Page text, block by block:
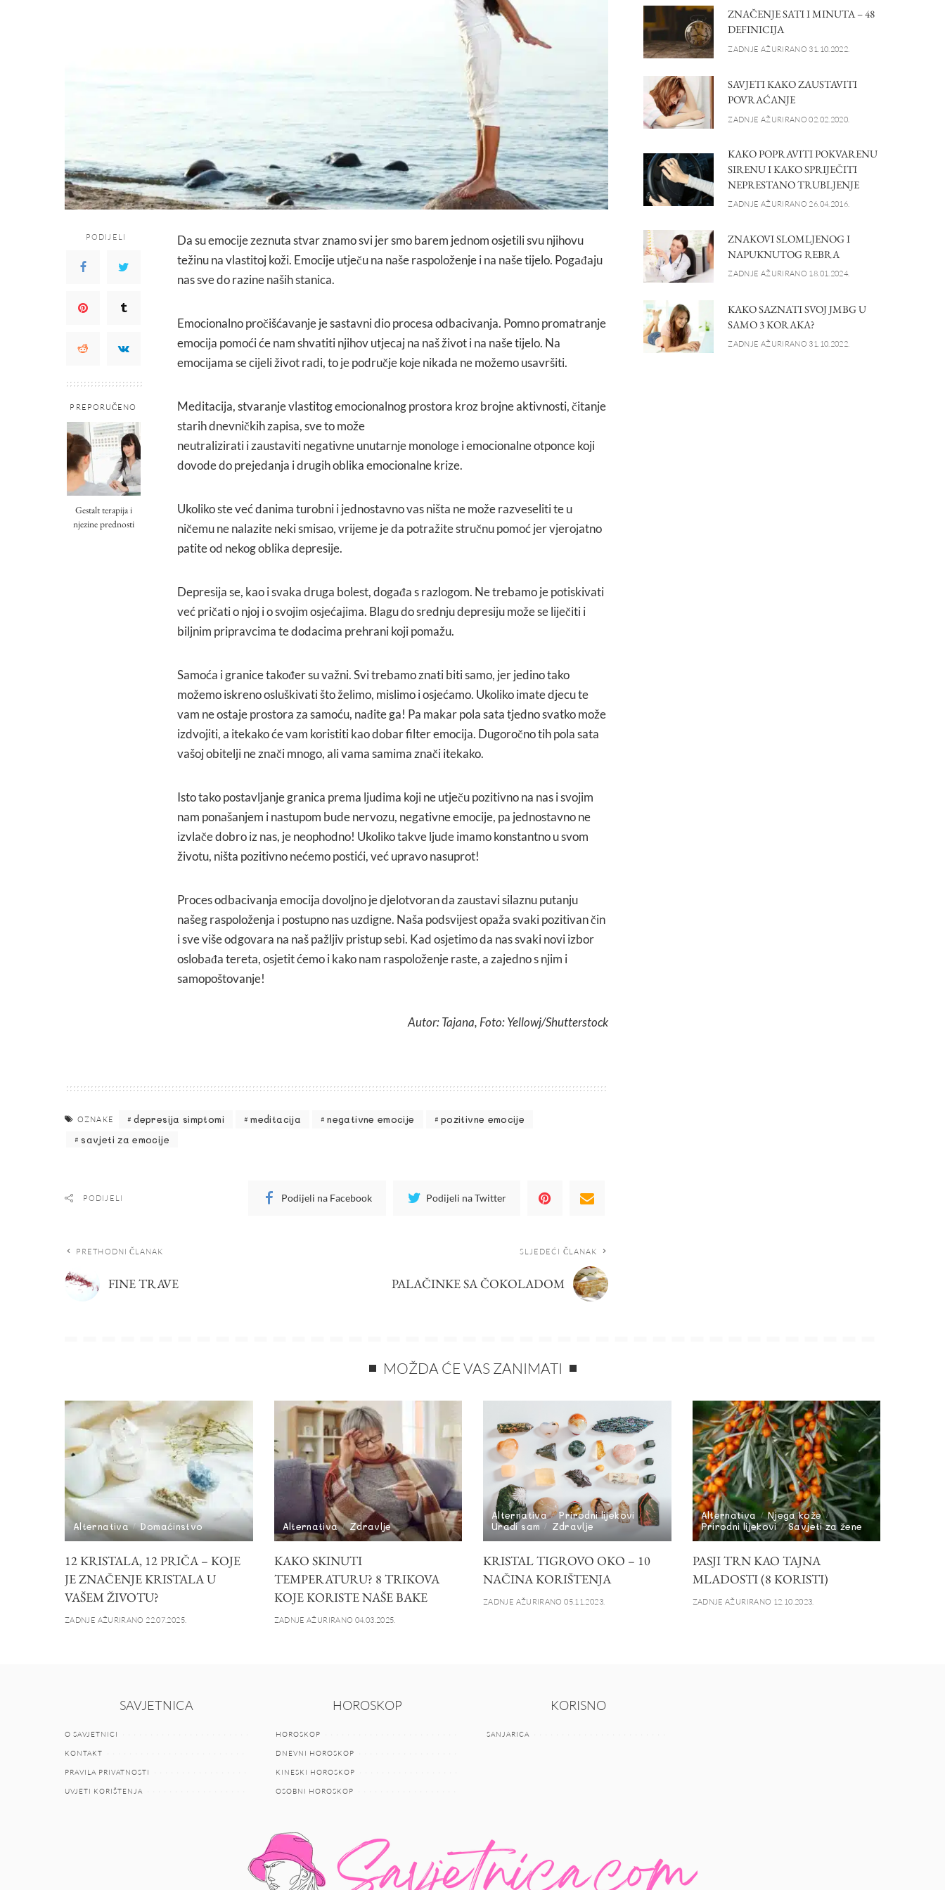
PODIJELI
PREPORUČENO
Gestalt terapija i
njezine prednosti
Da su emocije zeznuta stvar znamo svi jer smo barem jednom osjetili svu njihovu
težinu na vlastitoj koži. Emocije utječu na naše raspoloženje i na naše tijelo. Pogađaju
nas sve do razine naših stanica.
Emocionalno pročišćavanje je sastavni dio procesa odbacivanja. Pomno promatranje
emocija pomoći će nam shvatiti njihov utjecaj na naš život i na naše tijelo. Na
emocijama se cijeli život radi, to je područje koje nikada ne možemo usavršiti.
Meditacija, stvaranje vlastitog emocionalnog prostora kroz brojne aktivnosti, čitanje
starih dnevničkih zapisa, sve to može
neutralizirati i zaustaviti negativne unutarnje monologe i emocionalne otponce koji
dovode do prejedanja i drugih oblika emocionalne krize.
Ukoliko ste već danima turobni i jednostavno vas ništa ne može razveseliti te u
ničemu ne nalazite neki smisao, vrijeme je da potražite stručnu pomoć jer vjerojatno
patite od nekog oblika depresije.
Depresija se, kao i svaka druga bolest, događa s razlogom. Ne trebamo je potiskivati
već pričati o njoj i o svojim osjećajima. Blagu do srednju depresiju može se liječiti i
biljnim pripravcima te dodacima prehrani koji pomažu.
Samoća i granice također su važni. Svi trebamo znati biti samo, jer jedino tako
možemo iskreno osluškivati što želimo, mislimo i osjećamo. Ukoliko imate djecu te
vam ne ostaje prostora za samoću, nađite ga! Pa makar pola sata tjedno svatko može
izdvojiti, a itekako će vam koristiti kao dobar filter emocija. Dugoročno tih pola sata
vašoj obitelji ne znači mnogo, ali vama samima znači itekako.
Isto tako postavljanje granica prema ljudima koji ne utječu pozitivno na nas i svojim
nam ponašanjem i nastupom bude nervozu, negativne emocije, pa jednostavno ne
izvlače dobro iz nas, je neophodno! Ukoliko takve ljude imamo konstantno u svom
životu, ništa pozitivno nećemo postići, već upravo nasuprot!
Proces odbacivanja emocija dovoljno je djelotvoran da zaustavi silaznu putanju
našeg raspoloženja i postupno nas uzdigne. Naša podsvijest opaža svaki pozitivan čin
i sve više odgovara na naš pažljiv pristup sebi. Kad osjetimo da nas svaki novi izbor
oslobađa tereta, osjetit ćemo i kako nam raspoloženje raste, a zajedno s njim i
samopoštovanje!
Autor: Tajana, Foto: Yellowj/Shutterstock
OZNAKE depresija simptomi meditacija negativne emocije
pozitivne emocije
savjeti za emocije
PODIJELI Podijeli na Facebook Podijeli na Twitter
PRETHODNI ČLANAK
FINE TRAVE
SLJEDEĆI ČLANAK
PALAČINKE SA ČOKOLADOM
ZNAČENJE SATI I MINUTA – 48
DEFINICIJA
ZADNJE AŽURIRANO 31.10.2022.
SAVJETI KAKO ZAUSTAVITI
POVRAĆANJE
ZADNJE AŽURIRANO 02.02.2020.
KAKO POPRAVITI POKVARENU
SIRENU I KAKO SPRIJEČITI
NEPRESTANO TRUBLJENJE
ZADNJE AŽURIRANO 26.04.2016.
ZNAKOVI SLOMLJENOG I
NAPUKNUTOG REBRA
ZADNJE AŽURIRANO 18.01.2024.
KAKO SAZNATI SVOJ JMBG U
SAMO 3 KORAKA?
ZADNJE AŽURIRANO 31.10.2022.
MOŽDA ĆE VAS ZANIMATI
Alternativa Domaćinstvo
12 KRISTALA, 12 PRIČA – KOJE
JE ZNAČENJE KRISTALA U
VAŠEM ŽIVOTU?
ZADNJE AŽURIRANO 22.07.2025.
Alternativa Zdravlje
KAKO SKINUTI
TEMPERATURU? 8 TRIKOVA
KOJE KORISTE NAŠE BAKE
ZADNJE AŽURIRANO 04.03.2025.
Alternativa
Prirodni lijekovi
Uradi sam
Zdravlje
KRISTAL TIGROVO OKO – 10
NAČINA KORIŠTENJA
ZADNJE AŽURIRANO 05.11.2023.
Alternativa
Njega kože
Prirodni lijekovi
Savjeti za žene
PASJI TRN KAO TAJNA
MLADOSTI (8 KORISTI)
ZADNJE AŽURIRANO 12.10.2023.
SAVJETNICA
O SAVJETNICI
KONTAKT
PRAVILA PRIVATNOSTI
UVJETI KORIŠTENJA
HOROSKOP
HOROSKOP
DNEVNI HOROSKOP
KINESKI HOROSKOP
OSOBNI HOROSKOP
KORISNO
SANJARICA